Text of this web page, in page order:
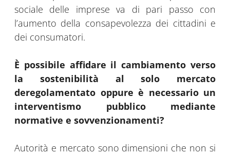
sociale delle imprese va di pari passo con
l’aumento della consapevolezza dei cittadini e
dei consumatori.
È possibile affidare il cambiamento verso
la sostenibilità al solo mercato
deregolamentato oppure è necessario un
interventismo pubblico mediante
normative e sovvenzionamenti?
Autorità e mercato sono dimensioni che non si